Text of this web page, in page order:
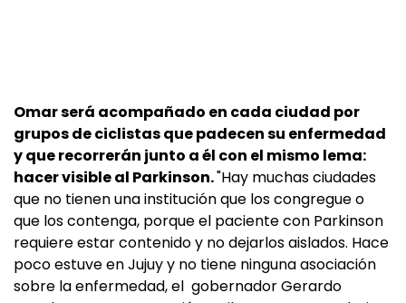
Omar será acompañado en cada ciudad por
grupos de ciclistas que padecen su enfermedad
y que recorrerán junto a él con el mismo lema:
hacer visible al Parkinson."Hay muchas ciudades
que no tienen una institución que los congregue o
que los contenga, porque el paciente con Parkinson
requiere estar contenido y no dejarlos aislados. Hace
poco estuve en Jujuy y no tiene ninguna asociación
sobre la enfermedad, el gobernador Gerardo